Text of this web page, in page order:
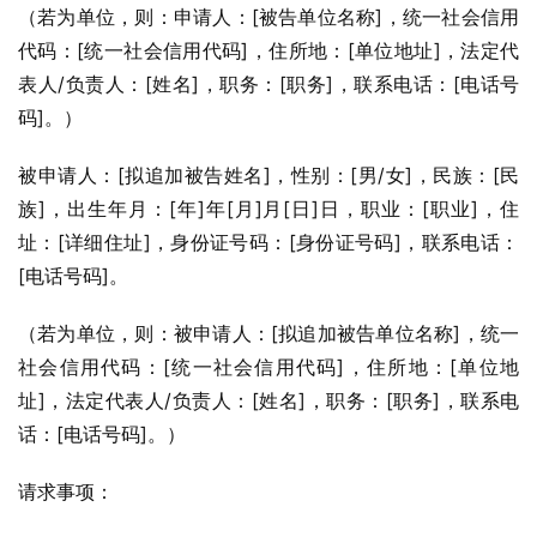
（若为单位，则：申请人：[被告单位名称]，统一社会信用
代码：[统一社会信用代码]，住所地：[单位地址]，法定代
表人/负责人：[姓名]，职务：[职务]，联系电话：[电话号
码]。）
被申请人：[拟追加被告姓名]，性别：[男/女]，民族：[民
族]，出生年月：[年]年[月]月[日]日，职业：[职业]，住
址：[详细住址]，身份证号码：[身份证号码]，联系电话：
[电话号码]。
（若为单位，则：被申请人：[拟追加被告单位名称]，统一
社会信用代码：[统一社会信用代码]，住所地：[单位地
址]，法定代表人/负责人：[姓名]，职务：[职务]，联系电
话：[电话号码]。）
请求事项：